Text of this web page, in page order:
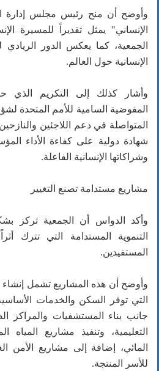
وأوضح أن منح رئيس مجلس إدارة
الإنساني" يمثل تقديراً للمسيرة
الجمعية، كما يعكس الدور
الإنسانية حول العالم.
وأشار كذلك إلى التكريم الذي
المفوضية السامية للأمم المتحدة
المتواصلة في دعم اللاجئين
شهادة دولية على كفاءة الأداء
وشراكاتها الإنسانية الفاعلة.
مشاريع مستدامة تصنع التغيير
وأكد الدواس أن الجمعية تركز
التنموية المستدامة التي تترك
المستفيدين.
وأوضح أن هذه المشاريع تشمل إنشاء
التي توفر السكن والخدمات
جانب بناء المستشفيات والمراكز
التعليمية، وتنفيذ مشاريع المياه
المائي، إضافة إلى مشاريع الأمن
للأسر المنتجة.